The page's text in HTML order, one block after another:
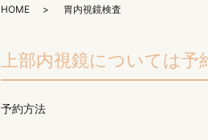
HOME 胃内視鏡検査
上部内視鏡については
予約方法